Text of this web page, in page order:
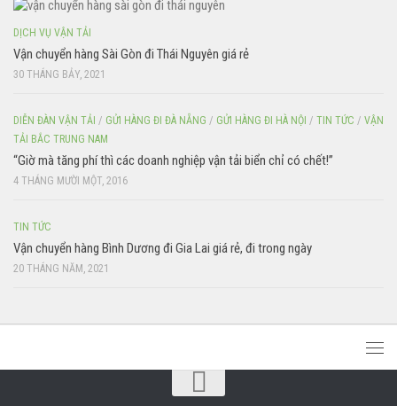
DỊCH VỤ VẬN TẢI
Vận chuyển hàng Sài Gòn đi Thái Nguyên giá rẻ
30 THÁNG BẢY, 2021
DIỄN ĐÀN VẬN TẢI / GỬI HÀNG ĐI ĐÀ NẴNG / GỬI HÀNG ĐI HÀ NỘI / TIN TỨC / VẬN
TẢI BẮC TRUNG NAM
“Giờ mà tăng phí thì các doanh nghiệp vận tải biển chỉ có chết!”
4 THÁNG MƯỜI MỘT, 2016
TIN TỨC
Vận chuyển hàng Bình Dương đi Gia Lai giá rẻ, đi trong ngày
20 THÁNG NĂM, 2021